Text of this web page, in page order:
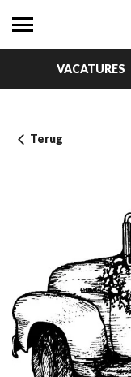
VACATURES
Terug